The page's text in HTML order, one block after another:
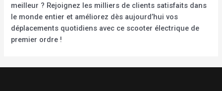
meilleur ? Rejoignez les milliers de clients satisfaits dans
le monde entier et améliorez dès aujourd’hui vos
déplacements quotidiens avec ce scooter électrique de
premier ordre !